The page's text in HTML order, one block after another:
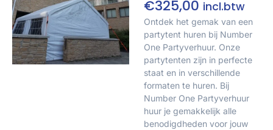
€325,00 incl.btw
Ontdek het gemak van een
partytent huren bij Number
One Partyverhuur. Onze
partytenten zijn in perfecte
staat en in verschillende
formaten te huren. Bij
Number One Partyverhuur
huur je gemakkelijk alle
benodigdheden voor jouw